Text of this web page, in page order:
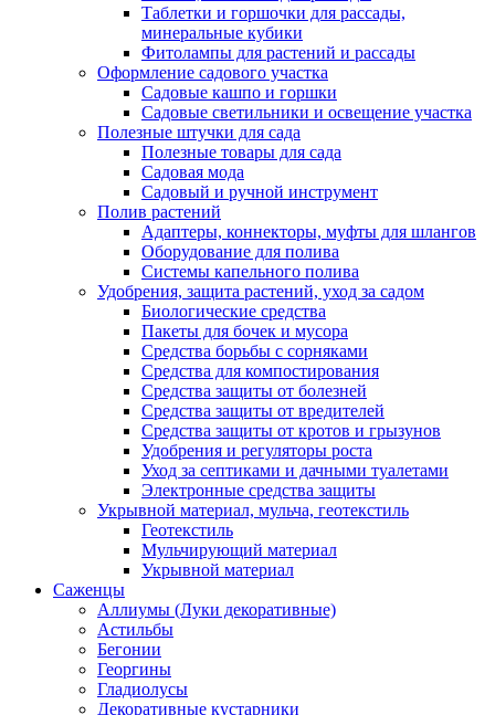
Таблетки и горшочки для рассады,
минеральные кубики
Фитолампы для растений и рассады
Оформление садового участка
Садовые кашпо и горшки
Садовые светильники и освещение участка
Полезные штучки для сада
Полезные товары для сада
Садовая мода
Садовый и ручной инструмент
Полив растений
Адаптеры, коннекторы, муфты для шлангов
Оборудование для полива
Системы капельного полива
Удобрения, защита растений, уход за садом
Биологические средства
Пакеты для бочек и мусора
Средства борьбы с сорняками
Средства для компостирования
Средства защиты от болезней
Средства защиты от вредителей
Средства защиты от кротов и грызунов
Удобрения и регуляторы роста
Уход за септиками и дачными туалетами
Электронные средства защиты
Укрывной материал, мульча, геотекстиль
Геотекстиль
Мульчирующий материал
Укрывной материал
Саженцы
Аллиумы (Луки декоративные)
Астильбы
Бегонии
Георгины
Гладиолусы
Декоративные кустарники